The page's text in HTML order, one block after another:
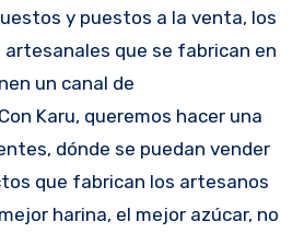
y puestos a la venta, los
que se fabrican en
un canal de
Karu, queremos hacer una
dónde se puedan vender
que fabrican los artesanos
harina, el mejor azúcar, no